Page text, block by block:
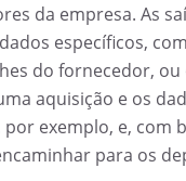
da empresa. As
específicos,
do fornecedor, ou
aquisição e os
exemplo, e, com
para os